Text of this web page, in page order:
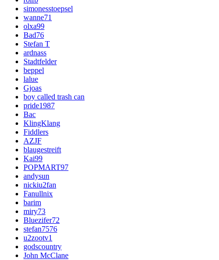
simonesstoepsel
wanne71
olxa99
Bad76
Stefan T
ardnass
Stadtfelder
beppel
lalue
Gjoas
boy called trash can
pride1987
Bac
KlingKlang
Fiddlers
AZJF
blaugestreift
Kai99
POPMART97
andysun
nickiu2fan
Fanullnix
barim
miry73
Bluezifer72
stefan7576
u2zootv1
godscountry
John McClane